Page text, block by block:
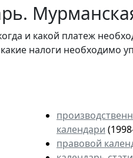
и какой платеж
налоги необходимо
календари
правовой